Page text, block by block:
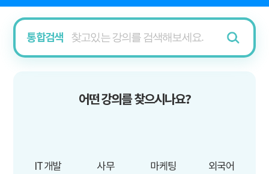
통합검색
어떤 강의를 찾으시나요?
IT 개발 사무 마케팅 외국어